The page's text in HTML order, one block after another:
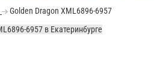
Golden Dragon XML6896-6957